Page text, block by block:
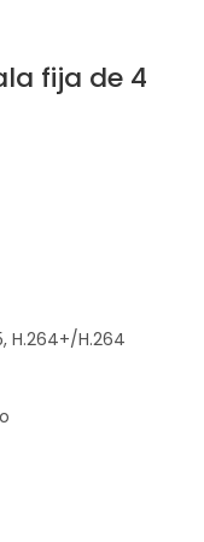
fija de 4
H.264+/H.264